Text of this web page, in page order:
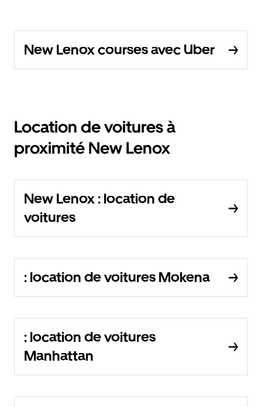
New Lenox courses avec Uber
Location de voitures à
proximité New Lenox
New Lenox : location de
voitures
: location de voitures Mokena
: location de voitures
Manhattan